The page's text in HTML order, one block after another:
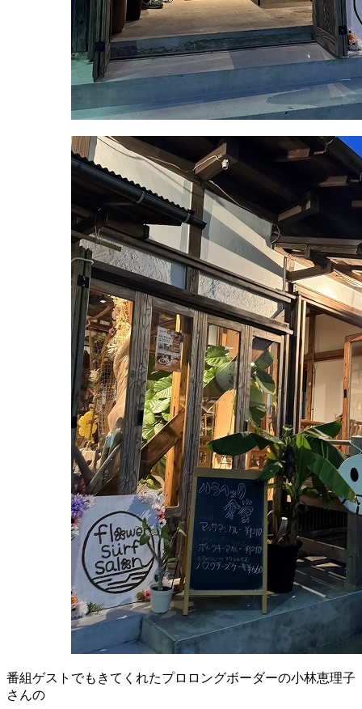
番組ゲストでもきてくれたプロロングボーダーの小林恵理子
さんの